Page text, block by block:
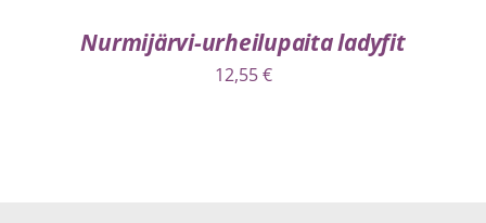
Nurmijärvi-urheilupaita ladyfit
12,55€